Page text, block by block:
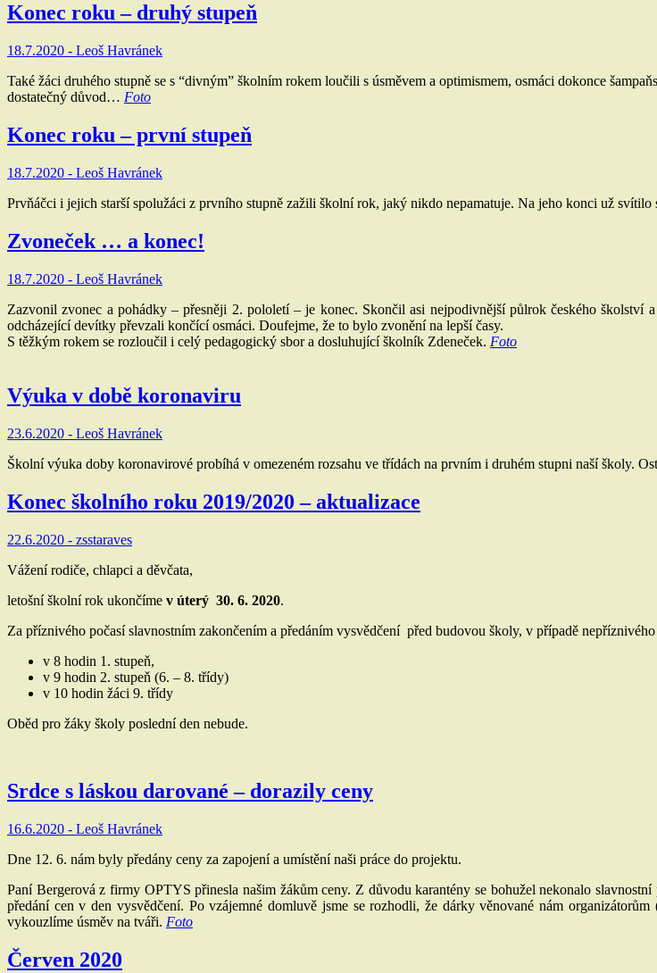
Konec roku – druhý stupeň
18.7.2020 - Leoš Havránek
Také žáci druhého stupně se s “divným” školním rokem loučili s úsměvem a optimismem, osmáci dokonce
dostatečný důvod… Foto
Konec roku – první stupeň
18.7.2020 - Leoš Havránek
Prvňáčci i jejich starší spolužáci z prvního stupně zažili školní rok, jaký nikdo nepamatuje. Na jeho konci už
Zvoneček … a konec!
18.7.2020 - Leoš Havránek
Zazvonil zvonec a pohádky – přesněji 2. pololetí – je konec. Skončil asi nejpodivnější půlrok českého
odcházející devítky převzali končící osmáci. Doufejme, že to bylo zvonění na lepší časy.
S těžkým rokem se rozloučil i celý pedagogický sbor a dosluhující školník Zdeneček. Foto
Výuka v době koronaviru
23.6.2020 - Leoš Havránek
Školní výuka doby koronavirové probíhá v omezeném rozsahu ve třídách na prvním i druhém stupni naší školy.
Konec školního roku 2019/2020 – aktualizace
22.6.2020 - zsstaraves
Vážení rodiče, chlapci a děvčata,
letošní školní rok ukončíme v úterý 30. 6. 2020.
Za příznivého počasí slavnostním zakončením a předáním vysvědčení před budovou školy, v případě
v 8 hodin 1. stupeň,
v 9 hodin 2. stupeň (6. – 8. třídy)
v 10 hodin žáci 9. třídy
Oběd pro žáky školy poslední den nebude.
Srdce s láskou darované – dorazily ceny
16.6.2020 - Leoš Havránek
Dne 12. 6. nám byly předány ceny za zapojení a umístění naši práce do projektu.
Paní Bergerová z firmy OPTYS přinesla našim žákům ceny. Z důvodu karantény se bohužel nekonalo
předání cen v den vysvědčení. Po vzájemné domluvě jsme se rozhodli, že dárky věnované nám
vykouzlíme úsměv na tváři. Foto
Červen 2020